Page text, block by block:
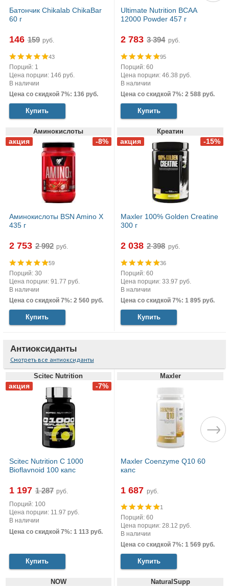
Батончик Chikalab ChikaBar
60 г
146 руб.
43
Порций: 1
Цена порции: 146 руб.
В наличии
Цена со скидкой 7%: 136 руб.
Купить
Ultimate Nutrition BCAA
12000 Powder 457 г
2 783 руб.
95
Порций: 60
Цена порции: 46.38 руб.
В наличии
Цена со скидкой 7%: 2 588 руб.
Купить
Аминокислоты
Аминокислоты BSN Amino X
435 г
2 753 руб.
59
Порций: 30
Цена порции: 91.77 руб.
В наличии
Цена со скидкой 7%: 2 560 руб.
Купить
Креатин
Maxler 100% Golden Creatine
300 г
2 038 руб.
36
Порций: 60
Цена порции: 33.97 руб.
В наличии
Цена со скидкой 7%: 1 895 руб.
Купить
Антиоксиданты
Смотреть все антиоксиданты
Scitec Nutrition
Scitec Nutrition C 1000
Bioflavnoid 100 капс
1 197
руб.
Порций: 100
Цена порции: 11.97 руб.
В наличии
Цена со скидкой 7%: 1 113 руб.
Купить
Maxler
Maxler Coenzyme Q10 60
капс
1 687 руб.
1
Порций: 60
Цена порции: 28.12 руб.
В наличии
Цена со скидкой 7%: 1 569 руб.
Купить
NOW NaturalSupp